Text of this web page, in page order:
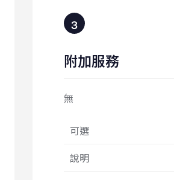
附加服務
無
可選
說明